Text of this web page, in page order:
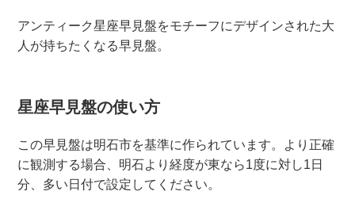
アンティーク星座早見盤をモチーフにデザインされた大
人が持ちたくなる早見盤。
星座早見盤の使い方
この早見盤は明石市を基準に作られています。より正確
に観測する場合、明石より経度が東なら1度に対し1日
分、多い日付で設定してください。